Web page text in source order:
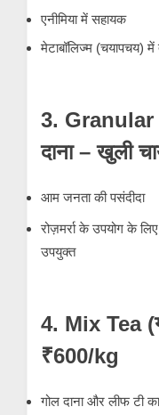
एनीमिया में सहायक
मेटाबॉलिज्म (चयापचय) में
3. Granular
दाना – खुली
आम जनता की पसंदीदा
रोज़मर्रा के उपयोग के लिए
उपयुक्त
4. Mix Tea
₹600/kg
गोल दाना और लीफ टी का